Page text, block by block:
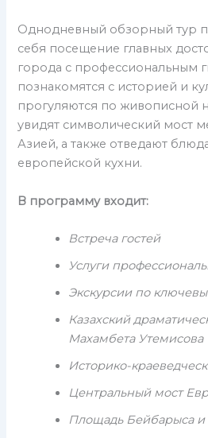
Однодневный обзорный тур
себя посещение главных
города с профессиональным
познакомятся с историей и
прогуляются по живописной
увидят символический мост
Азией, а также отведают
европейской кухни.
В программу входит:
Встреча гостей
Услуги
Экскурсии по
Казахский
Махамбета Утемисова
Историко-
Центральный мост
Площадь Бейбарыса